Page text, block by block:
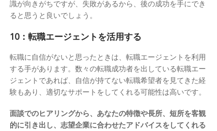
識が向きがちですが、失敗があるから、後の成功を手にでき
ると思うと良いでしょう。
10：転職エージェントを活用する
転職に自信がないと思ったときは、転職エージェントを利用
する手があります。数々の転職成功者を出している転職エー
ジェントであれば、自信が持てない転職希望者を見てきた経
験もあり、適切なサポートをしてくれる可能性は高いです。
面談でのヒアリングから、あなたの特徴や長所、短所を客観
的に引き出し、志望企業に合わせたアドバイスをしてくれる